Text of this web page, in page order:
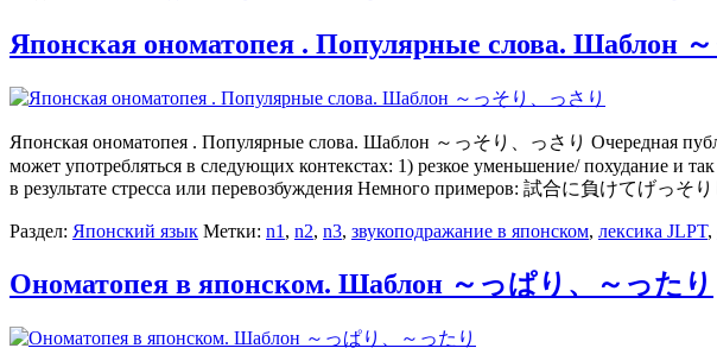
Японская ономатопея . Популярные слова. Шаблон
Японская ономатопея . Популярные слова. Шаблон ～っそり、っさり Очередная
может употребляться в следующих контекстах: 1) резкое уменьшение/ похудание и
в результате стресса или перевозбуждения Немного примеров: 試合に負けてげ
Раздел: Японский язык Метки: n1 , n2, n3, звукоподражание в японском, лексика JLPT,
Ономатопея в японском. Шаблон ～っぱり、～ったり